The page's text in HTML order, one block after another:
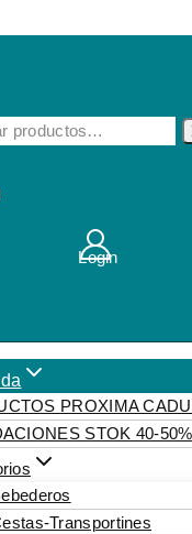
Login
PROXIMA
STOK 40-50%
Transportines